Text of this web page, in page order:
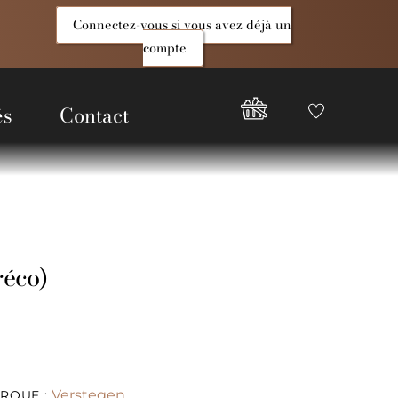
Connectez-vous si vous avez déjà un
compte
Contact
Compte
Good
Epices
Favoris